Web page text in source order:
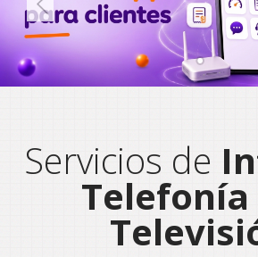
Servicios de
Telefonía